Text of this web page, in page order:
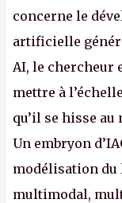
concerne le
artificielle
AI, le chercheur
mettre à
qu’il se hisse
Un embryon
modélisation du
multimodal,